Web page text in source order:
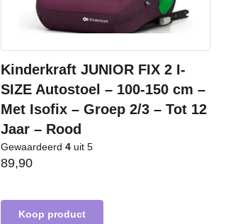
Kinderkraft JUNIOR FIX 2 I-
SIZE Autostoel – 100-150 cm –
Met Isofix – Groep 2/3 – Tot 12
Jaar – Rood
Gewaardeerd 4 uit 5
89,90
Koop product